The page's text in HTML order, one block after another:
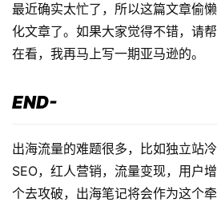
最近确实太忙了，所以这篇文章偷
化文章了。如果大家觉得不错，请
在看，我再马上写一期亚马逊的。
END-
出海流量的难题很多，比如独立站冷
SEO，红人营销，流量变现，用户
个去攻破，出海笔记将会作为这个